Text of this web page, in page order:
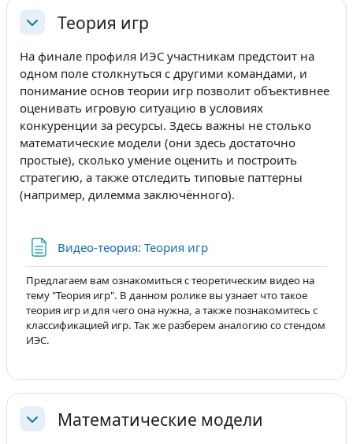
СвернутьТеория игр
На финале профиля ИЭС участникам предстоит на
одном поле столкнуться с другими командами, и
понимание основ теории игр позволит объективнее
оценивать игровую ситуацию в условиях
конкуренции за ресурсы. Здесь важны не столько
математические модели (они здесь достаточно
простые), сколько умение оценить и построить
стратегию, а также отследить типовые паттерны
(например, дилемма заключённого).
Видео-теория: Теория игрСтраница
Предлагаем вам ознакомиться с теоретическим видео на
тему "Теория игр". В данном ролике вы узнает что такое
теория игр и для чего она нужна, а также познакомитесь с
классификацией игр. Так же разберем аналогию со стендом
ИЭС.
СвернутьМатематические модели